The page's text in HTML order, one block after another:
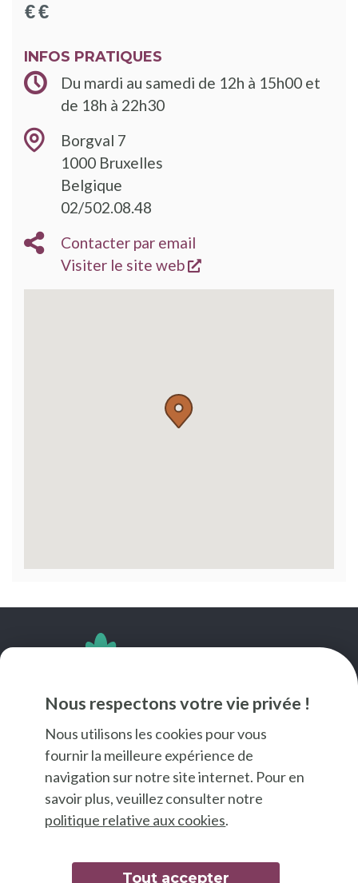
Nous respectons votre vie privée !
Nous utilisons les cookies pour vous
fournir la meilleure expérience de
navigation sur notre site internet. Pour en
savoir plus, veuillez consulter notre
politique relative aux cookies.
Tout accepter
INFOS PRATIQUES
Du mardi au samedi de 12h à 15h00 et
de 18h à 22h30
Borgval 7
1000 Bruxelles
Belgique
02/502.08.48
Contacter par email
Visiter le site web
s'ouvre dans une